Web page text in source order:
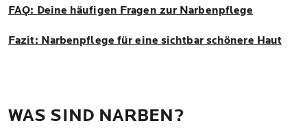
FAQ: Deine häufigen Fragen zur Narbenpflege
Fazit: Narbenpflege für eine sichtbar schönere Haut
WAS SIND NARBEN?